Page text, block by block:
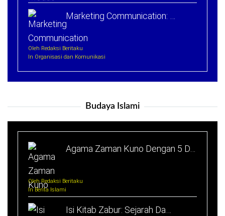
Marketing Communication: …
Oleh Redaksi Beritaku
In Organisasi dan Komunikasi
Budaya Islami
Agama Zaman Kuno Dengan 5 D…
Oleh Redaksi Beritaku
In Berita Islami
Isi Kitab Zabur: Sejarah Da…